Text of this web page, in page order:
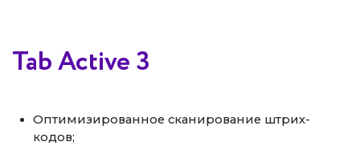
Tab Active 3
Оптимизированное сканирование штрих-
кодов;